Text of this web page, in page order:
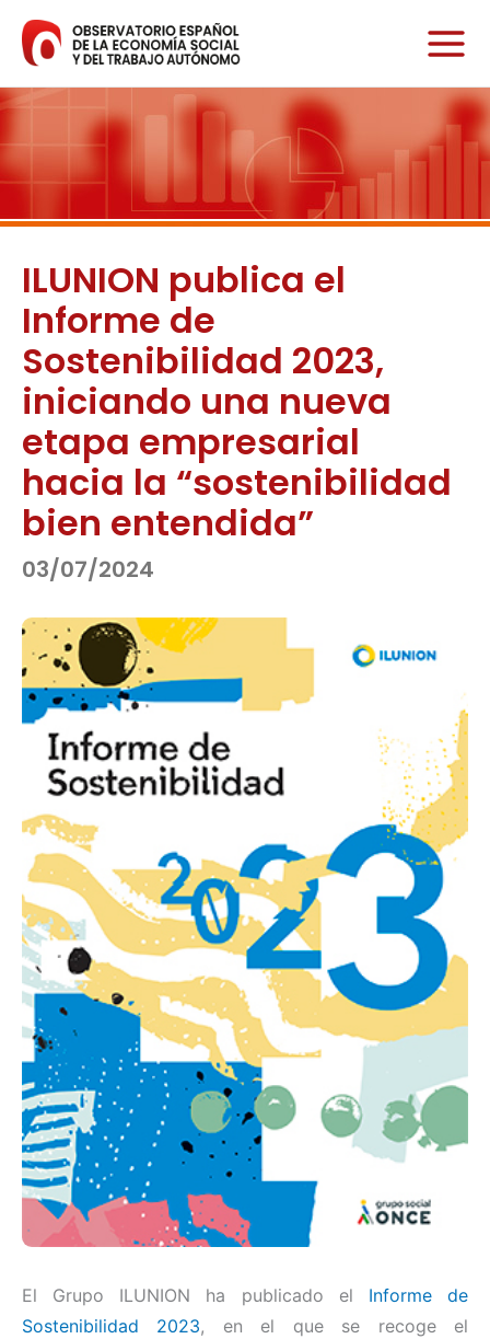
contenido
ILUNION publica el
Informe de
Sostenibilidad 2023,
iniciando una nueva
etapa empresarial
hacia la “sostenibilidad
bien entendida”
03/07/2024
El Grupo ILUNION ha publicado el Informe de
Sostenibilidad 2023, en el que se recoge el